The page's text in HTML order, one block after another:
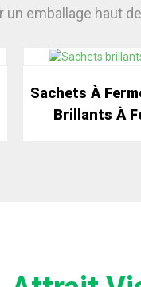
emballage haut
Sachets À
Brillants À